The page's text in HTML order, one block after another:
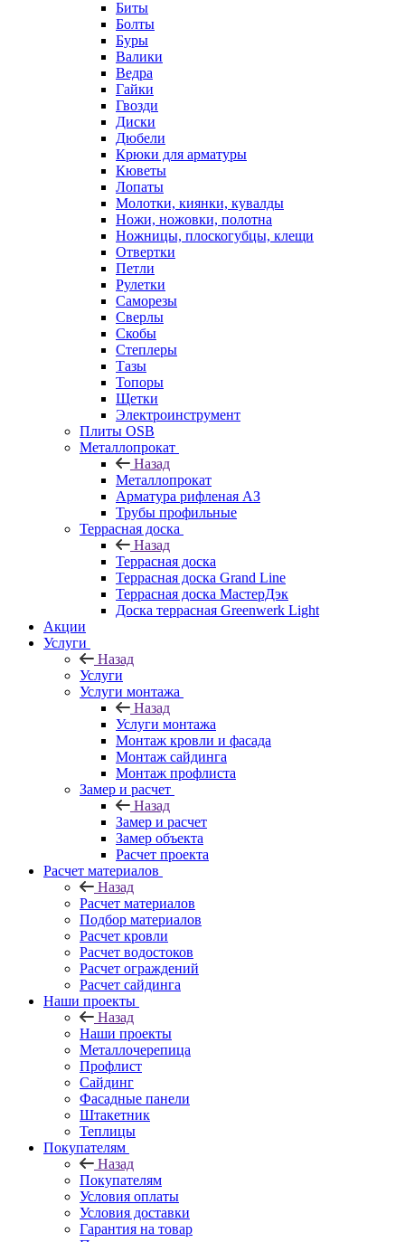
Биты
Болты
Буры
Валики
Ведра
Гайки
Гвозди
Диски
Дюбели
Крюки для арматуры
Кюветы
Лопаты
Молотки, киянки, кувалды
Ножи, ножовки, полотна
Ножницы, плоскогубцы, клещи
Отвертки
Петли
Рулетки
Саморезы
Сверлы
Скобы
Степлеры
Тазы
Топоры
Щетки
Электроинструмент
Плиты OSB
Металлопрокат
Назад
Металлопрокат
Арматура рифленая АЗ
Трубы профильные
Террасная доска
Назад
Террасная доска
Террасная доска Grand Line
Террасная доска МастерДэк
Доска террасная Greenwerk Light
Акции
Услуги
Назад
Услуги
Услуги монтажа
Назад
Услуги монтажа
Монтаж кровли и фасада
Монтаж сайдинга
Монтаж профлиста
Замер и расчет
Назад
Замер и расчет
Замер объекта
Расчет проекта
Расчет материалов
Назад
Расчет материалов
Подбор материалов
Расчет кровли
Расчет водостоков
Расчет ограждений
Расчет сайдинга
Наши проекты
Назад
Наши проекты
Металлочерепица
Профлист
Сайдинг
Фасадные панели
Штакетник
Теплицы
Покупателям
Назад
Покупателям
Условия оплаты
Условия доставки
Гарантия на товар